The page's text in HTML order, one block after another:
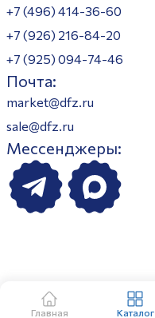
+7 (496) 414-36-60
+7 (926) 216-84-20
+7 (925) 094-74-46
Почта:
market@dfz.ru
sale@dfz.ru
Мессенджеры:
Главная Каталог